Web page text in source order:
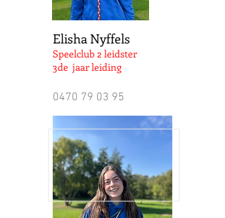
Elisha Nyffels
Speelclub 2 leidster
3de jaar leiding
0470 79 03 95